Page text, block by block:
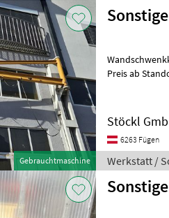
Gebrauchtmaschine
Preis ab
Stöckl
6263 Fügen
Werkstatt /